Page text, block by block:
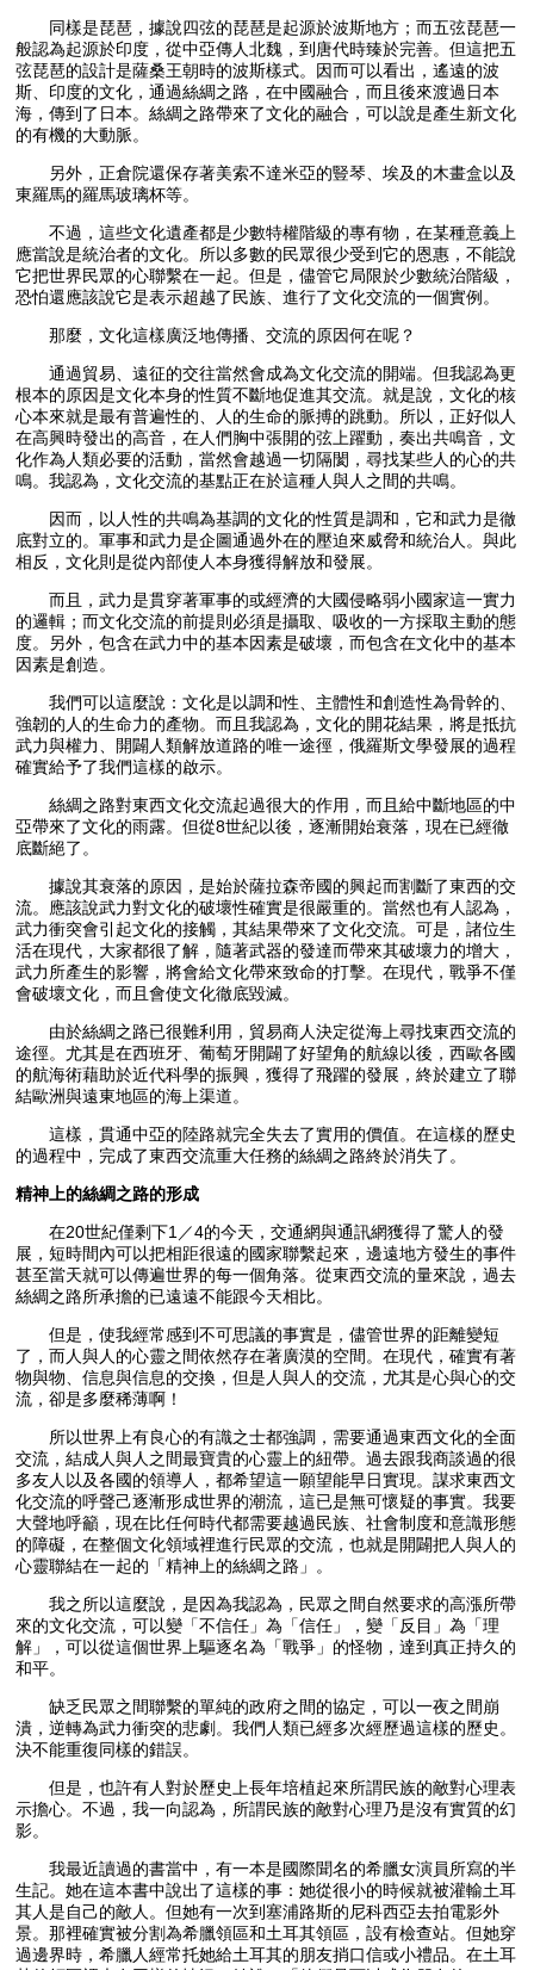
同樣是琵琶，據說四弦的琵琶是起源於波斯地方；而五弦琵琶一
般認為起源於印度，從中亞傳人北魏，到唐代時臻於完善。但這把五
弦琵琶的設計是薩桑王朝時的波斯樣式。因而可以看出，遙遠的波
斯、印度的文化，通過絲綢之路，在中國融合，而且後來渡過日本
海，傳到了日本。絲綢之路帶來了文化的融合，可以說是產生新文化
的有機的大動脈。
另外，正倉院還保存著美索不達米亞的豎琴、埃及的木畫盒以及
東羅馬的羅馬玻璃杯等。
不過，這些文化遺產都是少數特權階級的專有物，在某種意義上
應當說是統治者的文化。所以多數的民眾很少受到它的恩惠，不能說
它把世界民眾的心聯繫在一起。但是，儘管它局限於少數統治階級，
恐怕還應該說它是表示超越了民族、進行了文化交流的一個實例。
那麼，文化這樣廣泛地傳播、交流的原因何在呢？
通過貿易、遠征的交往當然會成為文化交流的開端。但我認為更
根本的原因是文化本身的性質不斷地促進其交流。就是說，文化的核
心本來就是最有普遍性的、人的生命的脈搏的跳動。所以，正好似人
在高興時發出的高音，在人們胸中張開的弦上躍動，奏出共鳴音，文
化作為人類必要的活動，當然會越過一切隔閡，尋找某些人的心的共
鳴。我認為，文化交流的基點正在於這種人與人之間的共鳴。
因而，以人性的共鳴為基調的文化的性質是調和，它和武力是徹
底對立的。軍事和武力是企圖通過外在的壓迫來威脅和統治人。與此
相反，文化則是從內部使人本身獲得解放和發展。
而且，武力是貫穿著軍事的或經濟的大國侵略弱小國家這一實力
的邏輯；而文化交流的前提則必須是攝取、吸收的一方採取主動的態
度。另外，包含在武力中的基本因素是破壞，而包含在文化中的基本
因素是創造。
我們可以這麼說：文化是以調和性、主體性和創造性為骨幹的、
強韌的人的生命力的產物。而且我認為，文化的開花結果，將是抵抗
武力與權力、開闢人類解放道路的唯一途徑，俄羅斯文學發展的過程
確實給予了我們這樣的啟示。
絲綢之路對東西文化交流起過很大的作用，而且給中斷地區的中
亞帶來了文化的雨露。但從8世紀以後，逐漸開始衰落，現在已經徹
底斷絕了。
據說其衰落的原因，是始於薩拉森帝國的興起而割斷了東西的交
流。應該說武力對文化的破壞性確實是很嚴重的。當然也有人認為，
武力衝突會引起文化的接觸，其結果帶來了文化交流。可是，諸位生
活在現代，大家都很了解，隨著武器的發達而帶來其破壞力的增大，
武力所產生的影響，將會給文化帶來致命的打擊。在現代，戰爭不僅
會破壞文化，而且會使文化徹底毀滅。
由於絲綢之路已很難利用，貿易商人決定從海上尋找東西交流的
途徑。尤其是在西班牙、葡萄牙開闢了好望角的航線以後，西歐各國
的航海術藉助於近代科學的振興，獲得了飛躍的發展，終於建立了聯
結歐洲與遠東地區的海上渠道。
這樣，貫通中亞的陸路就完全失去了實用的價值。在這樣的歷史
的過程中，完成了東西交流重大任務的絲綢之路終於消失了。
精神上的絲綢之路的形成
在20世紀僅剩下1／4的今天，交通網與通訊網獲得了驚人的發
展，短時間內可以把相距很遠的國家聯繫起來，邊遠地方發生的事件
甚至當天就可以傳遍世界的每一個角落。從東西交流的量來說，過去
絲綢之路所承擔的已遠遠不能跟今天相比。
但是，使我經常感到不可思議的事實是，儘管世界的距離變短
了，而人與人的心靈之間依然存在著廣漠的空間。在現代，確實有著
物與物、信息與信息的交換，但是人與人的交流，尤其是心與心的交
流，卻是多麼稀薄啊！
所以世界上有良心的有識之士都強調，需要通過東西文化的全面
交流，結成人與人之間最寶貴的心靈上的紐帶。過去跟我商談過的很
多友人以及各國的領導人，都希望這一願望能早日實現。謀求東西文
化交流的呼聲己逐漸形成世界的潮流，這已是無可懷疑的事實。我要
大聲地呼籲，現在比任何時代都需要越過民族、社會制度和意識形態
的障礙，在整個文化領域裡進行民眾的交流，也就是開闢把人與人的
心靈聯結在一起的「精神上的絲綢之路」。
我之所以這麼說，是因為我認為，民眾之間自然要求的高漲所帶
來的文化交流，可以變「不信任」為「信任」，變「反目」為「理
解」，可以從這個世界上驅逐名為「戰爭」的怪物，達到真正持久的
和平。
缺乏民眾之間聯繫的單純的政府之間的協定，可以一夜之間崩
潰，逆轉為武力衝突的悲劇。我們人類已經多次經歷過這樣的歷史。
決不能重復同樣的錯誤。
但是，也許有人對於歷史上長年培植起來所謂民族的敵對心理表
示擔心。不過，我一向認為，所謂民族的敵對心理乃是沒有實質的幻
影。
我最近讀過的書當中，有一本是國際聞名的希臘女演員所寫的半
生記。她在這本書中說出了這樣的事：她從很小的時候就被灌輸土耳
其人是自己的敵人。但她有一次到塞浦路斯的尼科西亞去拍電影外
景。那裡確實被分割為希臘領區和土耳其領區，設有檢查站。但她穿
過邊界時，希臘人經常托她給土耳其的朋友捎口信或小禮品。在土耳